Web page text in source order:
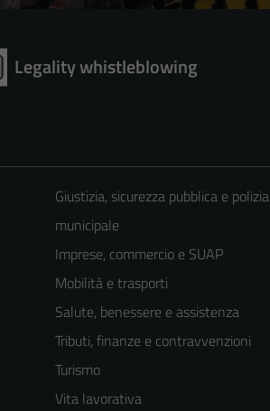
Legality whistleblowing
Giustizia, sicurezza pubblica e polizia
municipale
Imprese, commercio e SUAP
Mobilità e trasporti
Salute, benessere e assistenza
Tributi, finanze e contravvenzioni
Turismo
Vita lavorativa